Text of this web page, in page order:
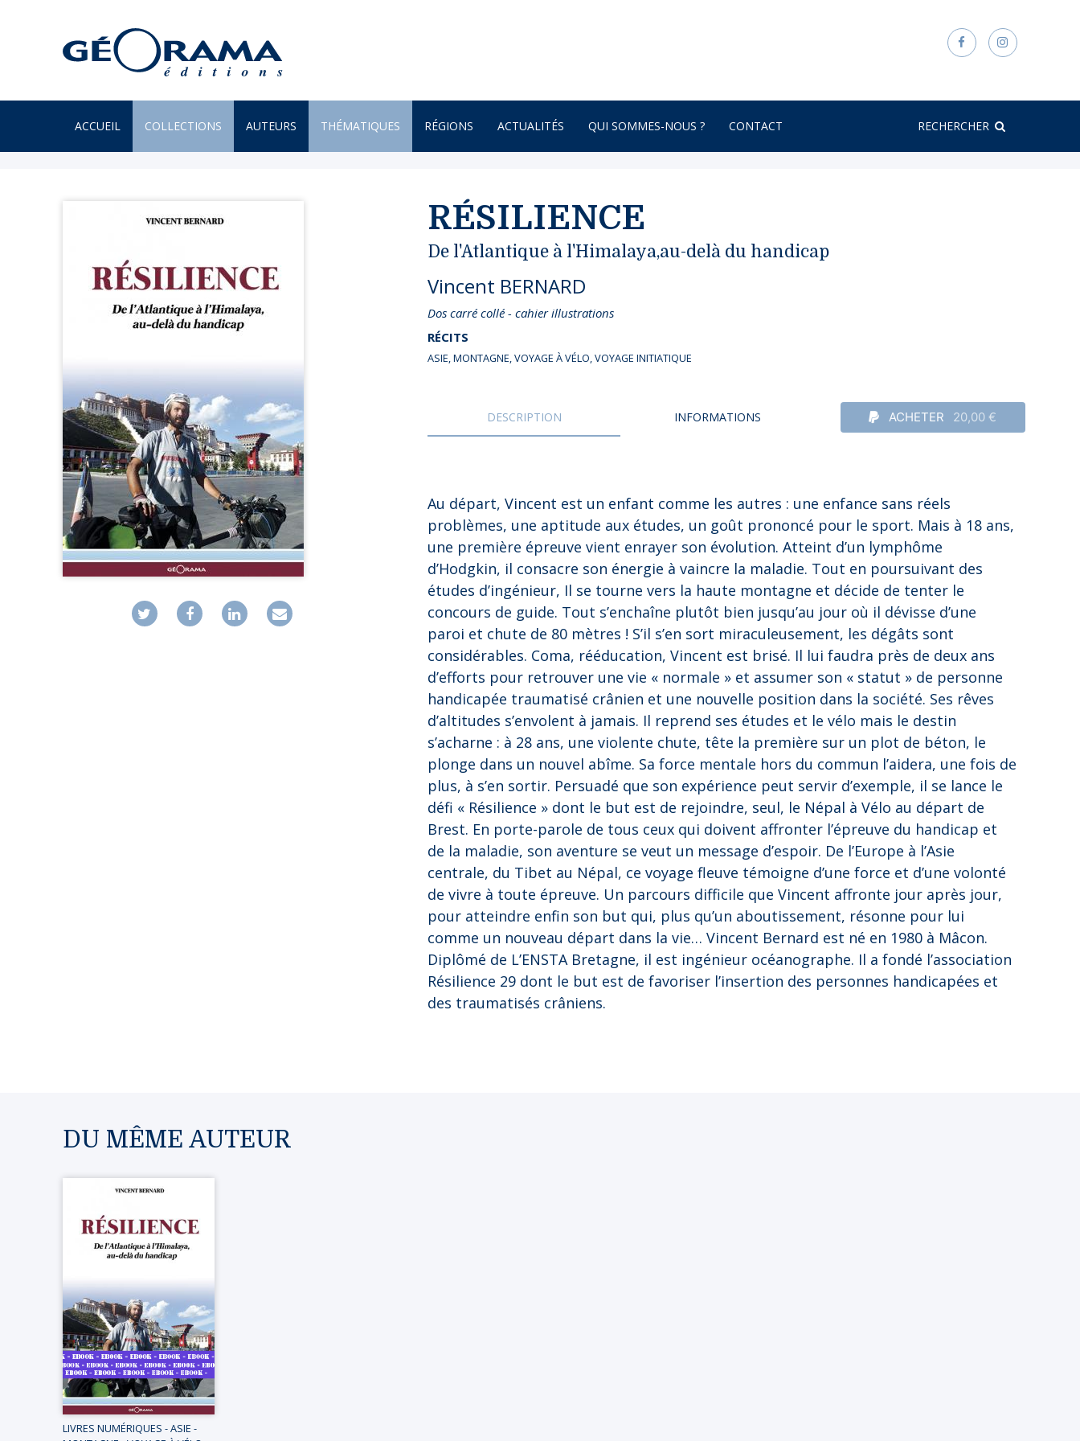
ACCUEIL COLLECTIONS
BEAUX LIVRES
UN REGARD SUR NOTRE
POÉSIE
GUIDES
HORS COLLECTION
TÉMOIGNAGES
ROMANS
LIVRETS PÉDAGOGIQUES
EN POCHE
MUSIQUE
AFFICHES VINTAGE
AUTEURS THÉMATIQUES
JARDIN – BOTANIQUE
LITTÉRATURE – POÉSIE
VOYAGE INITIATIQUE
RÉGIONS
AMÉRIQUE DU SUD
AMÉRIQUE DU NORD
AMÉRIQUE CENTRALE
ASIE
ASIE CENTRALE
BRETAGNE
EUROPE
GRAND NORD
INDE
MOYEN-ORIENT
PROCHE-ORIENT
RUSSIE
ACTUALITÉS QUI SOMMES-NOUS ? CONTACT RECHERCHER
RÉSILIENCE
De l'Atlantique à l'Himalaya,au-delà du handicap
Vincent BERNARD
Dos carré collé - cahier illustrations
RÉCITS
ASIE,MONTAGNE,VOYAGE À VÉLO,VOYAGE INITIATIQUE
ACHETER 20,00 €
DESCRIPTION INFORMATIONS
Au départ, Vincent est un enfant comme les autres : une enfance sans réels
problèmes, une aptitude aux études, un goût prononcé pour le sport. Mais à 18 ans,
une première épreuve vient enrayer son évolution. Atteint d’un lymphôme
d’Hodgkin, il consacre son énergie à vaincre la maladie. Tout en poursuivant des
études d’ingénieur, Il se tourne vers la haute montagne et décide de tenter le
concours de guide. Tout s’enchaîne plutôt bien jusqu’au jour où il dévisse d’une
paroi et chute de 80 mètres ! S’il s’en sort miraculeusement, les dégâts sont
considérables. Coma, rééducation, Vincent est brisé. Il lui faudra près de deux ans
d’efforts pour retrouver une vie « normale » et assumer son « statut » de personne
handicapée traumatisé crânien et une nouvelle position dans la société. Ses rêves
d’altitudes s’envolent à jamais. Il reprend ses études et le vélo mais le destin
s’acharne : à 28 ans, une violente chute, tête la première sur un plot de béton, le
plonge dans un nouvel abîme. Sa force mentale hors du commun l’aidera, une fois de
plus, à s’en sortir. Persuadé que son expérience peut servir d’exemple, il se lance le
défi « Résilience » dont le but est de rejoindre, seul, le Népal à Vélo au départ de
Brest. En porte-parole de tous ceux qui doivent affronter l’épreuve du handicap et
de la maladie, son aventure se veut un message d’espoir. De l’Europe à l’Asie
centrale, du Tibet au Népal, ce voyage fleuve témoigne d’une force et d’une volonté
de vivre à toute épreuve. Un parcours difficile que Vincent affronte jour après jour,
pour atteindre enfin son but qui, plus qu’un aboutissement, résonne pour lui
comme un nouveau départ dans la vie… Vincent Bernard est né en 1980 à Mâcon.
Diplômé de L’ENSTA Bretagne, il est ingénieur océanographe. Il a fondé l’association
Résilience 29 dont le but est de favoriser l’insertion des personnes handicapées et
des traumatisés crâniens.
DU MÊME AUTEUR
LIVRES NUMÉRIQUES -ASIE -